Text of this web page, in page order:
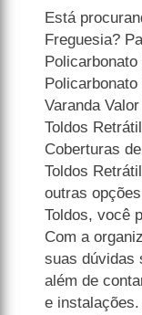
Está
Freguesia?
Varanda
Toldos
Coberturas
Toldos
outras
Toldos, você
Com a
suas dúvidas
além de
e